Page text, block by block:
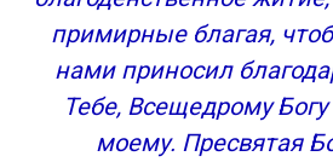
примирные благая,
нами приносил
Тебе, Всещедрому
моему. Пресвятая